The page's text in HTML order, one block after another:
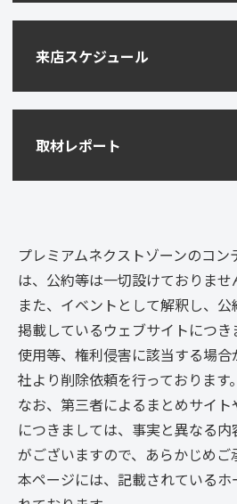
来店スケジュール
取材レポート
プレミアムネクストゾーンのコン
は、公約等は一切設けておりませ
また、イベントとして解釈し、公
掲載しているウェブサイトにつ
使用等、権利侵害に該当する場合
社より削除依頼を行っております。
なお、第三者によるまとめサイ
につきましては、事実と異なる
がございますので、あらかじめご
本ページには、記載されているホ